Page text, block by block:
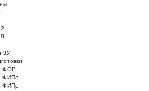
ЗУ
ФОВ
ФИПа
ФИПр